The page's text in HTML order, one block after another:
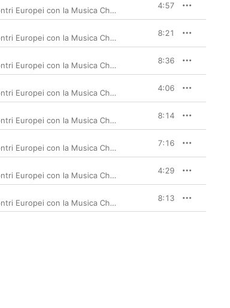
Europei con la Musica Chamber Orchestra 4:57
Europei con la Musica Chamber Orchestra 8:21
Europei con la Musica Chamber Orchestra 8:36
Europei con la Musica Chamber Orchestra 4:06
Europei con la Musica Chamber Orchestra 8:14
Europei con la Musica Chamber Orchestra 7:16
Europei con la Musica Chamber Orchestra 4:29
Europei con la Musica Chamber Orchestra 8:13